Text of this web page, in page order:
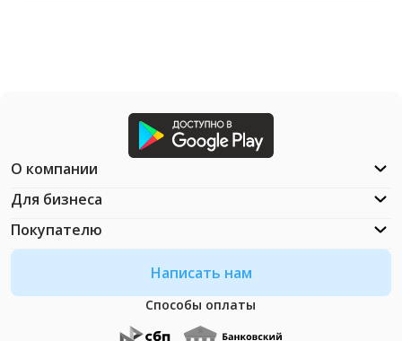
Написать нам
Способы оплаты
О компании
Для бизнеса
Покупателю